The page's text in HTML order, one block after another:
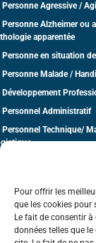
Pour offrir les
que les cookies pour
Le fait de consentir
données telles que
Personne Agressive /
Personne Alzheimer ou
apparentée
Personne en situation
Personne Malade /
Développement
Personnel Administratif
Personnel Technique/